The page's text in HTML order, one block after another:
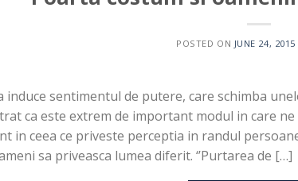
POSTED ON JUNE 24, 2015
induce sentimentul de putere, care schimba
ca este extrem de important modul in care
in ceea ce priveste perceptia in randul
sa priveasca lumea diferit. ‘’Purtarea de […]